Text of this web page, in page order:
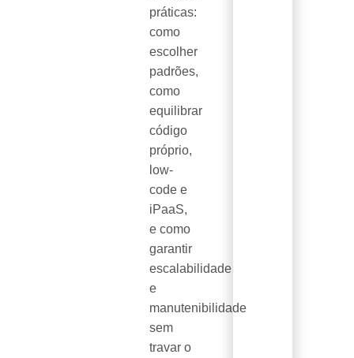
práticas:
como
escolher
padrões,
como
equilibrar
código
próprio,
low-
code e
iPaaS,
e como
garantir
escalabilidade
e
manutenibilidade
sem
travar o